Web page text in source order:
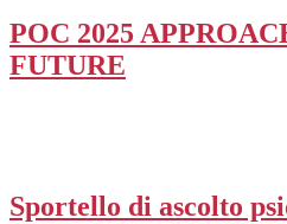
POC 2025
FUTURE
Sportello di ascolto